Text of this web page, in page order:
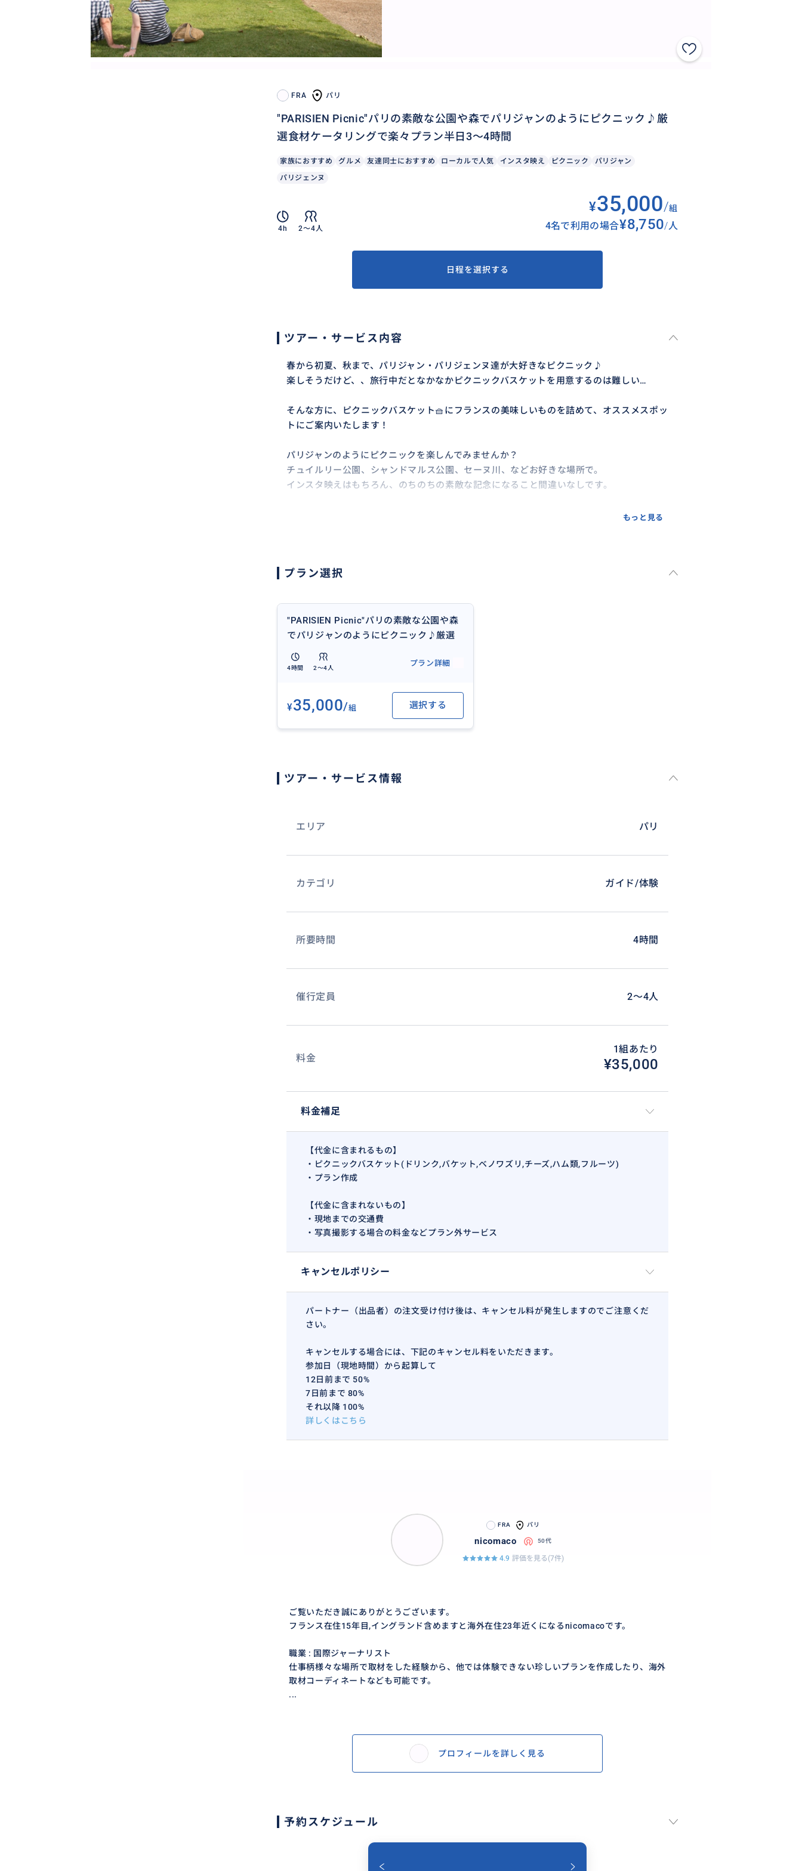
FRA パリ
"PARISIEN Picnic"パリの素敵な公園や森でパリジャンのようにピクニック♪厳
選食材ケータリングで楽々プラン半日3〜4時間
家族におすすめ グルメ 友達同士におすすめ ローカルで人気 インスタ映え ピクニック
パリジャン
パリジェンヌ
4h 2〜4人
¥35,000/組
4名で利用の場合 ¥8,750/人
日程を選択する
ツアー・サービス内容
春から初夏、秋まで、パリジャン・パリジェンヌ達が大好きなピクニック♪
楽しそうだけど、、旅行中だとなかなかピクニックバスケットを用意するのは難しい…
そんな方に、ピクニックバスケット🧺にフランスの美味しいものを詰めて、オススメスポッ
トにご案内いたします！
パリジャンのようにピクニックを楽しんでみませんか？
チュイルリー公園、シャンドマルス公園、セーヌ川、などお好きな場所で。
インスタ映えはもちろん、のちのちの素敵な記念になること間違いなしです。
★バスケットの中身は、ノンアルコールやグルテンフリー食材ベジタリアン用にも対応し
おすすめ
美味しいバケット🥖厳選食材をご用意して、現地までお持ちします。
おすすめ
テーブル付きのバスケットなので、どんな場所でもお楽しみいただけます。
もっと見る
プラン選択
"PARISIEN Picnic"パリの素敵な公園や森
でパリジャンのようにピクニック♪厳選
食材ケータリングで楽々プラン半日3〜4
時間
4時間 2〜4人
プラン詳細
¥35,000/組 選択する
ツアー・サービス情報
エリア パリ
カテゴリ ガイド/体験
所要時間 4時間
催行定員 2〜4人
料金
1組あたり
¥35,000
料金補足
【代金に含まれるもの】
・ピクニックバスケット(ドリンク,バケット,ベノワズリ,チーズ,ハム類,フルーツ)
・プラン作成
【代金に含まれないもの】
・現地までの交通費
・写真撮影する場合の料金などプラン外サービス
キャンセルポリシー
パートナー（出品者）の注文受け付け後は、キャンセル料が発生しますのでご注意くだ
さい。
キャンセルする場合には、下記のキャンセル料をいただきます。
参加日（現地時間）から起算して
12日前まで 50%
7日前まで 80%
それ以降 100%
詳しくはこちら
FRA パリ
nicomaco 50代
4.9 評価を見る(7件)
ご覧いただき誠にありがとうございます。
フランス在住15年目,イングランド含めますと海外在住23年近くになるnicomacoです。
職業 : 国際ジャーナリスト
仕事柄様々な場所で取材をした経験から、他では体験できない珍しいプランを作成したり、海外
取材コーディネートなども可能です。
...
プロフィールを詳しく見る
予約スケジュール